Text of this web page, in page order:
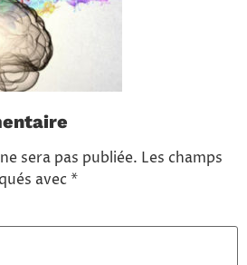
sera pas publiée. Les champs
avec*